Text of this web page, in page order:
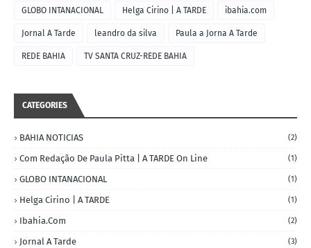
GLOBO INTANACIONAL Helga Cirino | A TARDE ibahia.com
Jornal A Tarde leandro da silva Paula a Jorna A Tarde
REDE BAHIA TV SANTA CRUZ-REDE BAHIA
CATEGORIES
BAHIA NOTICIAS (2)
Com Redação De Paula Pitta | A TARDE On Line (1)
GLOBO INTANACIONAL (1)
Helga Cirino | A TARDE (1)
Ibahia.com (2)
Jornal A Tarde (3)